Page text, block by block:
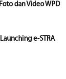
dan Video WPD
e-STRA